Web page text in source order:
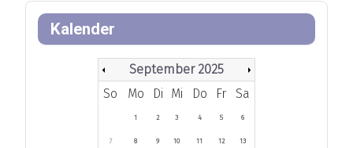
Kalender
September 2025
So
Mo Di Mi Do Fr Sa
1 2 3 4 5 6
7 8 9 10 11 12 13